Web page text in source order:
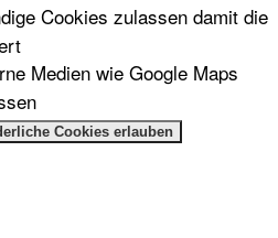
Cookies zulassen damit die
Medien wie Google Maps